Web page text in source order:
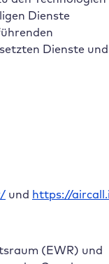
Dienste
Dienste und
und https://
(EWR) und